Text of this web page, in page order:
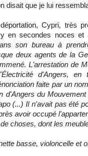
disait que je lui
Cypri, très
en secondes noces et
son bureau à
deux agents de la
L'arrestation de
d'Angers, en
faite par un
d'Angers du
(...) Il n'avait pas été
avoir occupé
choses, dont les
basse, violoncelle et